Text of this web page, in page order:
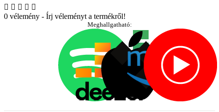
0 vélemény - Írj véleményt a termékről!
Meghallgatható: